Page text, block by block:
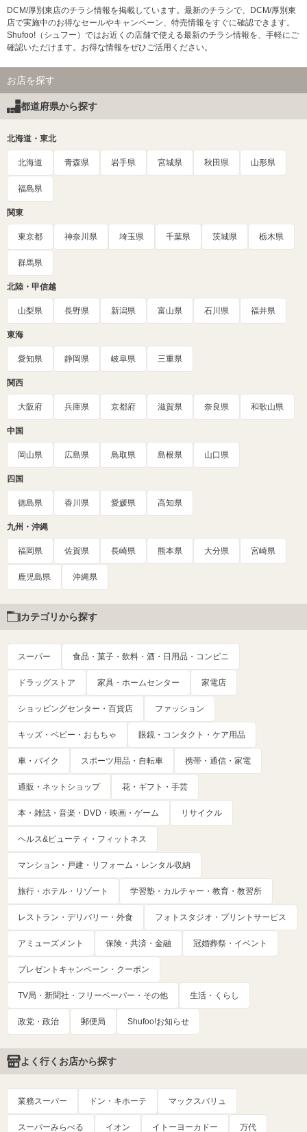
DCM/厚別東店のチラシ情報を掲載しています。最新のチラシで、DCM/厚別東
店で実施中のお得なセールやキャンペーン、特売情報をすぐに確認できます。
Shufoo!（シュフー）ではお近くの店舗で使える最新のチラシ情報を、手軽にご
確認いただけます。お得な情報をぜひご活用ください。
お店を探す
都道府県から探す
北海道・東北
北海道 青森県 岩手県 宮城県 秋田県 山形県
福島県
関東
東京都 神奈川県 埼玉県 千葉県 茨城県 栃木県
群馬県
北陸・甲信越
山梨県 長野県 新潟県 富山県 石川県 福井県
東海
愛知県 静岡県 岐阜県 三重県
関西
大阪府 兵庫県 京都府 滋賀県 奈良県 和歌山県
中国
岡山県 広島県 鳥取県 島根県 山口県
四国
徳島県 香川県 愛媛県 高知県
九州・沖縄
福岡県 佐賀県 長崎県 熊本県 大分県 宮崎県
鹿児島県 沖縄県
カテゴリから探す
スーパー 食品・菓子・飲料・酒・日用品・コンビニ
ドラッグストア 家具・ホームセンター 家電店
ショッピングセンター・百貨店 ファッション
キッズ・ベビー・おもちゃ 眼鏡・コンタクト・ケア用品
車・バイク スポーツ用品・自転車 携帯・通信・家電
通販・ネットショップ 花・ギフト・手芸
本・雑誌・音楽・DVD・映画・ゲーム リサイクル
ヘルス&ビューティ・フィットネス
マンション・戸建・リフォーム・レンタル収納
旅行・ホテル・リゾート 学習塾・カルチャー・教育・教習所
レストラン・デリバリー・外食 フォトスタジオ・プリントサービス
アミューズメント 保険・共済・金融 冠婚葬祭・イベント
プレゼントキャンペーン・クーポン
TV局・新聞社・フリーペーパー・その他 生活・くらし
政党・政治 郵便局 Shufoo!お知らせ
よく行くお店から探す
業務スーパー ドン・キホーテ マックスバリュ
スーパーみらべる イオン イトーヨーカドー 万代